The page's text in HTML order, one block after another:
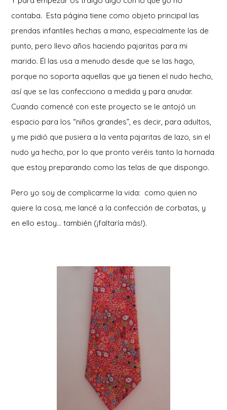
contaba. Esta página tiene como objeto principal las
prendas infantiles hechas a mano, especialmente las de
punto, pero llevo años haciendo pajaritas para mi
marido. Él las usa a menudo desde que se las hago,
porque no soporta aquellas que ya tienen el nudo hecho,
así que se las confecciono a medida y para anudar.
Cuando comencé con este proyecto se le antojó un
espacio para los “niños grandes”, es decir, para adultos,
y me pidió que pusiera a la venta pajaritas de lazo, sin el
nudo ya hecho, por lo que pronto veréis tanto la hornada
que estoy preparando como las telas de que dispongo.
Pero yo soy de complicarme la vida: como quien no
quiere la cosa, me lancé a la confección de corbatas, y
en ello estoy… también (¡faltaría más!).